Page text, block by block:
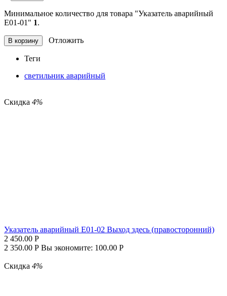
Минимальное количество для товара "Указатель аварийный
E01-01" 1.
В корзину Отложить
Теги
светильник аварийный
Скидка 4%
Указатель аварийный E01-02 Выход здесь (правосторонний)
2 450.00 Р
2 350.00 Р Вы экономите: 100.00 Р
Скидка 4%